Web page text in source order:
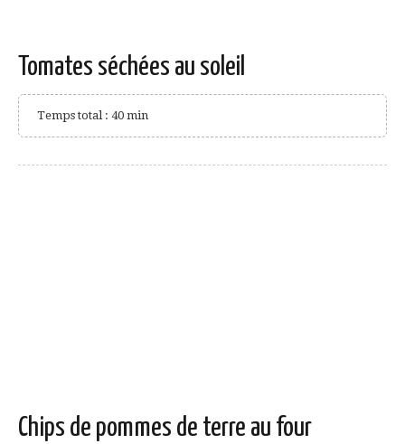
Tomates séchées au soleil
Temps total : 40 min
Chips de pommes de terre au four